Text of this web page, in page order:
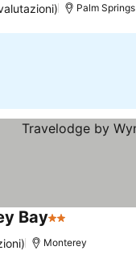
Palm Springs
Bay2 Stelle
Monterey